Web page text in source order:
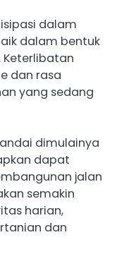
dalam
dalam bentuk
dan rasa
yang sedang
dimulainya
dapat
jalan
semakin
harian,
dan